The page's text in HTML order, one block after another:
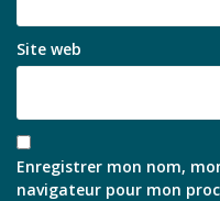
Site web
Enregistrer mon nom,
navigateur pour mon